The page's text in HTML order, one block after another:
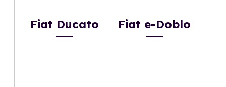
Fiat Ducato Fiat e-Doblo